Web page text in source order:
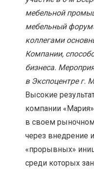
мебельной
мебельный
коллегами
Компании,
бизнеса.
в Экспоцентре г.
Высокие
компании
в своем рыночном
через внедрение
«прорывных»
среди которых